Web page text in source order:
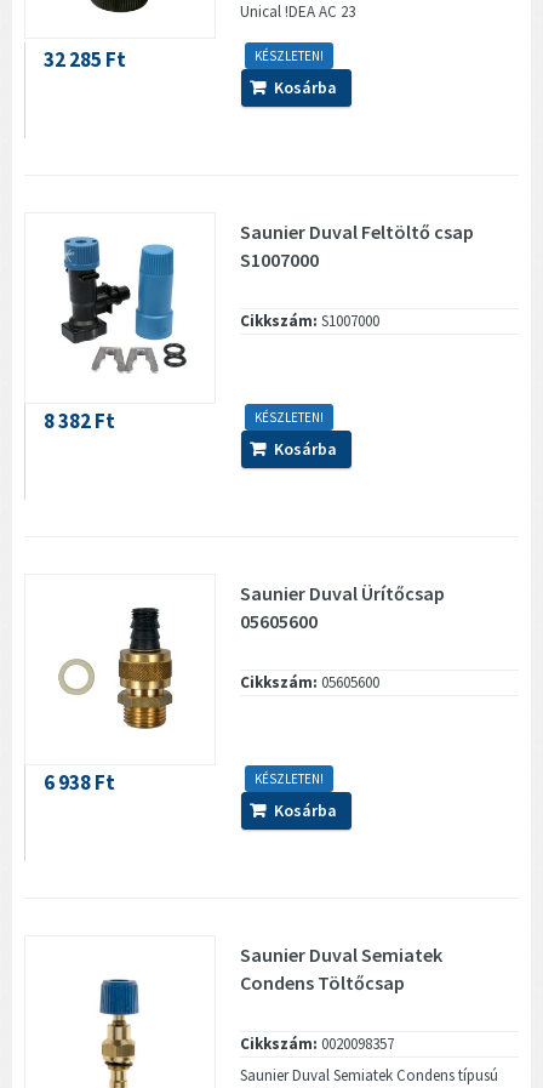
Unical !DEA AC 23
KÉSZLETEN!
32 285 Ft
Kosárba
Saunier Duval Feltöltő csap
S1007000
Cikkszám: S1007000
KÉSZLETEN!
8 382 Ft
Kosárba
Saunier Duval Ürítőcsap
05605600
Cikkszám: 05605600
KÉSZLETEN!
6 938 Ft
Kosárba
Saunier Duval Semiatek
Condens Töltőcsap
Cikkszám: 0020098357
Saunier Duval Semiatek Condens típusú